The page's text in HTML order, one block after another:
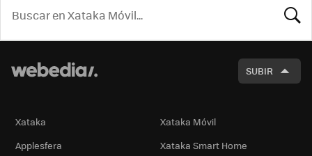
SUBIR
Xataka
Xataka Móvil
Applesfera
Xataka Smart Home